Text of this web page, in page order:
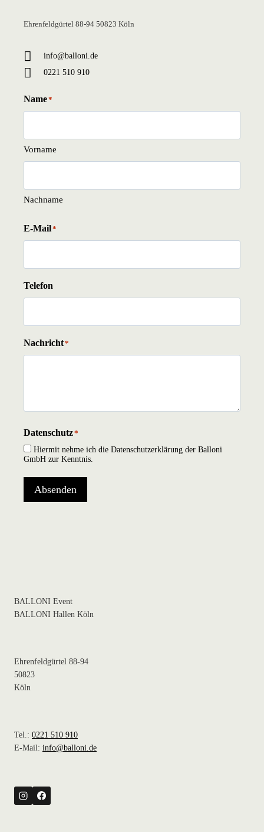
Ehrenfeldgürtel 88-94 50823 Köln
info@balloni.de
0221 510 910
Name*
Vorname
Nachname
E-Mail*
Telefon
Nachricht*
Datenschutz*
Hiermit nehme ich die Datenschutzerklärung der Balloni
GmbH zur Kenntnis.
Absenden
BALLONI Event
BALLONI Hallen Köln
Ehrenfeldgürtel 88-94
50823
Köln
Tel.: 0221 510 910
E-Mail: info@balloni.de